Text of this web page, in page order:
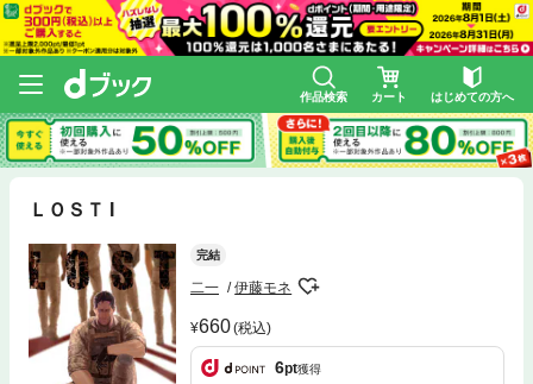
作品検索 カート はじめての方へ
ＬＯＳＴ I
完結
二一 伊藤モネ
660(税込)
6pt獲得